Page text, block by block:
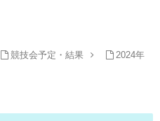
競技会予定・結果
2024年